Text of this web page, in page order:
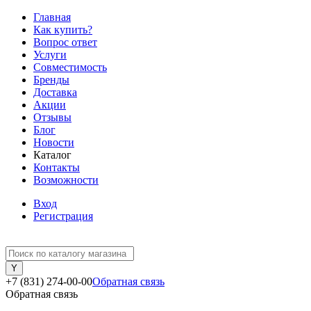
Главная
Как купить?
Вопрос ответ
Услуги
Совместимость
Бренды
Доставка
Акции
Отзывы
Блог
Новости
Каталог
Контакты
Возможности
Вход
Регистрация
+7 (831) 274-00-00Обратная связь
Обратная связь